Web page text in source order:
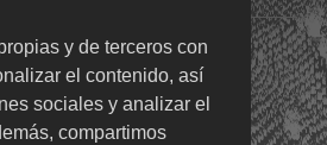
y de terceros con
el contenido, así
sociales y analizar el
compartimos
Oléico